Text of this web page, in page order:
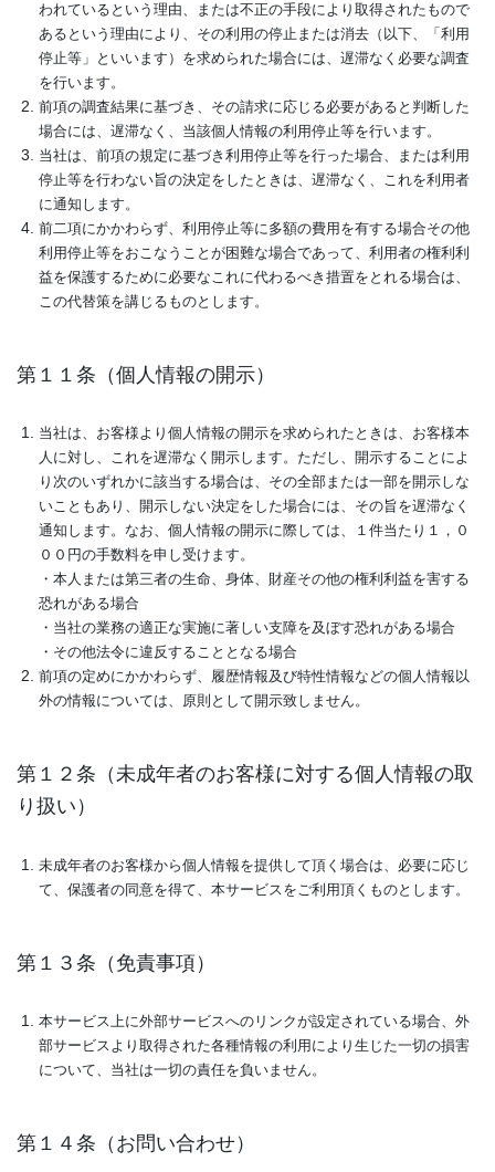
われているという理由、または不正の手段により取得されたもので
あるという理由により、その利用の停止または消去（以下、「利用
停止等」といいます）を求められた場合には、遅滞なく必要な調査
を行います。
前項の調査結果に基づき、その請求に応じる必要があると判断した
場合には、遅滞なく、当該個人情報の利用停止等を行います。
当社は、前項の規定に基づき利用停止等を行った場合、または利用
停止等を行わない旨の決定をしたときは、遅滞なく、これを利用者
に通知します。
前二項にかかわらず、利用停止等に多額の費用を有する場合その他
利用停止等をおこなうことが困難な場合であって、利用者の権利利
益を保護するために必要なこれに代わるべき措置をとれる場合は、
この代替策を講じるものとします。
第１１条（個人情報の開示）
当社は、お客様より個人情報の開示を求められたときは、お客様本
人に対し、これを遅滞なく開示します。ただし、開示することによ
り次のいずれかに該当する場合は、その全部または一部を開示しな
いこともあり、開示しない決定をした場合には、その旨を遅滞なく
通知します。なお、個人情報の開示に際しては、１件当たり１，０
００円の手数料を申し受けます。
・本人または第三者の生命、身体、財産その他の権利利益を害する
恐れがある場合
・当社の業務の適正な実施に著しい支障を及ぼす恐れがある場合
・その他法令に違反することとなる場合
前項の定めにかかわらず、履歴情報及び特性情報などの個人情報以
外の情報については、原則として開示致しません。
第１２条（未成年者のお客様に対する個人情報の取
り扱い）
未成年者のお客様から個人情報を提供して頂く場合は、必要に応じ
て、保護者の同意を得て、本サービスをご利用頂くものとします。
第１３条（免責事項）
本サービス上に外部サービスへのリンクが設定されている場合、外
部サービスより取得された各種情報の利用により生じた一切の損害
について、当社は一切の責任を負いません。
第１４条（お問い合わせ）